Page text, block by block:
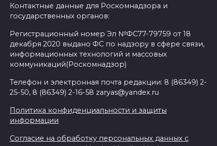
Контактные данные для Роскомнадзора и
государственных органов:
Регистрационный номер Эл №ФС77-79759 от 18
декабря 2020 выдано ФС по надзору в сфере связи,
информационных технологий и массовых
коммуникаций(Роскомнадзор)
Телефон и электронная почта редакции: 8 (86349) 2-
25-50, 8 (86349) 2-16-58 zaryas@yandex.ru
Политика конфиденциальности и защиты
информации
Согласие на обработку персональных данных с